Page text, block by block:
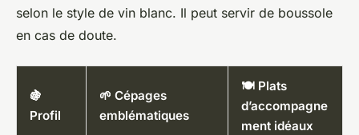
selon le style de vin blanc. Il peut servir de boussole
en cas de doute.
🍇
Profil
🌱 Cépages
emblématiques
🍽️ Plats
d’accompagne
ment idéaux